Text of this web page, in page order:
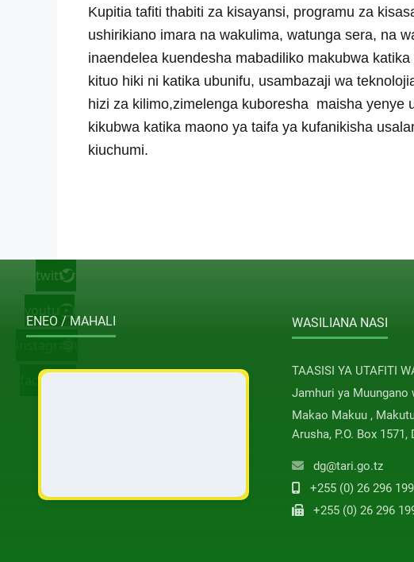
Kupitia tafiti thabiti za kisayansi, programu za
ushirikiano imara na wakulima, watunga sera, na
inaendelea kuendesha mabadiliko makubwa
kituo hiki ni katika ubunifu, usambazaji wa
hizi za kilimo,zimelenga kuboresha maisha yenye
kikubwa katika maono ya taifa ya kufanikisha
kiuchumi.
twitter
youtube
facebook
ENEO / MAHALI WASILIANA NASI
TAASISI YA UTAFITI
Jamhuri ya Muungano
Makao Makuu ,
Arusha, P.O. Box 1571,
dg@tari.go.tz
+255 (0) 26 296
+255 (0) 26 296